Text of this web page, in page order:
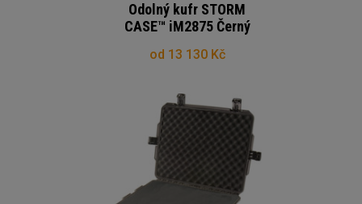
Odolný kufr STORM
CASE™ iM2875 Černý
od 13 130 Kč